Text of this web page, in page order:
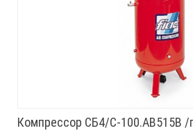
Компрессор СБ4/С-100.AB515В